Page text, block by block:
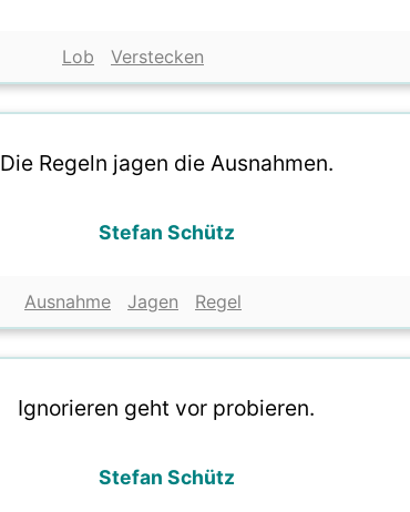
Lob Verstecken
Die Regeln jagen die Ausnahmen.
Stefan Schütz
Ausnahme Jagen Regel
Ignorieren geht vor probieren.
Stefan Schütz